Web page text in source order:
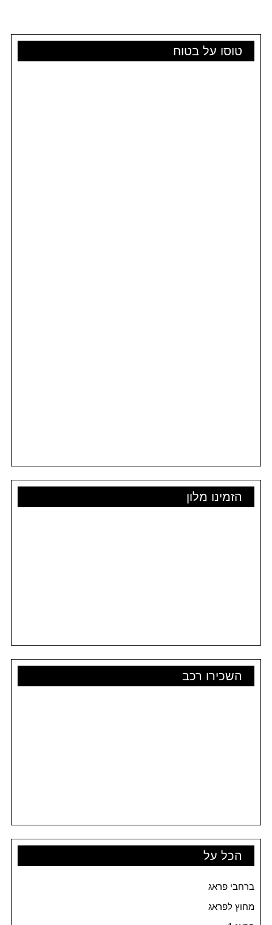
טוסו על בטוח
הזמינו מלון
השכירו רכב
הכל על
ברחבי פראג
מחוץ לפראג